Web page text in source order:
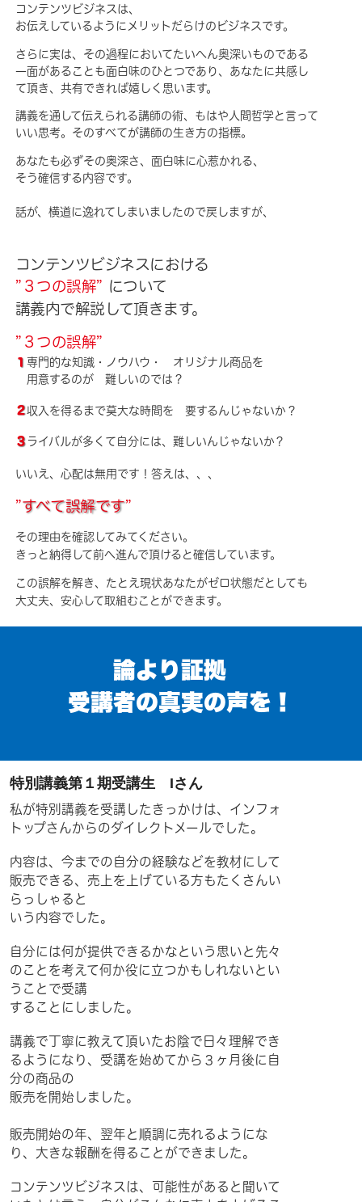
コンテンツビジネスは、
お伝えしているようにメリットだらけのビジネスです。
さらに実は、その過程においてたいへん奥深いものである
一面があることも面白味のひとつであり、あなたに共感し
て頂き、共有できれば嬉しく思います。
講義を通して伝えられる講師の術、もはや人間哲学と言って
いい思考。そのすべてが講師の生き方の指標。
あなたも必ずその奥深さ、面白味に心惹かれる、
そう確信する内容です。
話が、横道に逸れてしまいましたので戻しますが、
コンテンツビジネスにおける
” ３つの誤解” について
講義内で解説して頂きます。
”３つの誤解”
１ 専門的な知識・ノウハウ・ オリジナル商品を
用意するのが 難しいのでは？
２収入を得るまで莫大な時間を 要するんじゃないか？
３ライバルが多くて自分には、難しいんじゃないか？
いいえ、心配は無用です！答えは、、、
”すべて誤解です”
その理由を確認してみてください。
きっと納得して前へ進んで頂けると確信しています。
この誤解を解き、たとえ現状あなたがゼロ状態だとしても
大丈夫、安心して取組むことができます。
論より証拠
受講者の真実の声を！
特別講義第１期受講生 Iさん
私が特別講義を受講したきっかけは、インフォ
トップさんからのダイレクトメールでした。
内容は、今までの自分の経験などを教材にして
販売できる、売上を上げている方もたくさんい
らっしゃると
いう内容でした。
自分には何が提供できるかなという思いと先々
のことを考えて何か役に立つかもしれないとい
うことで受講
することにしました。
講義で丁寧に教えて頂いたお陰で日々理解でき
るようになり、受講を始めてから３ヶ月後に自
分の商品の
販売を開始しました。
販売開始の年、翌年と順調に売れるようにな
り、大きな報酬を得ることができました。
コンテンツビジネスは、可能性があると聞いて